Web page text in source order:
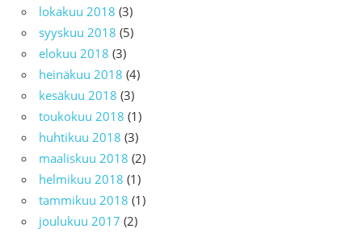
lokakuu 2018 (3)
syyskuu 2018 (5)
elokuu 2018 (3)
heinäkuu 2018 (4)
kesäkuu 2018 (3)
toukokuu 2018 (1)
huhtikuu 2018 (3)
maaliskuu 2018 (2)
helmikuu 2018 (1)
tammikuu 2018 (1)
joulukuu 2017 (2)